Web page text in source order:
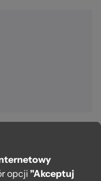
opcji "Akceptuj